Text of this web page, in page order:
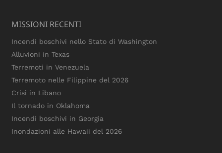
MISSIONI RECENTI
Incendi boschivi nello Stato di Washington
Alluvioni in Texas
Terremoti in Venezuela
Terremoto nelle Filippine del 2026
Crisi in Libano
Il tornado in Oklahoma
Incendi boschivi in Georgia
Inondazioni alle Hawaii del 2026